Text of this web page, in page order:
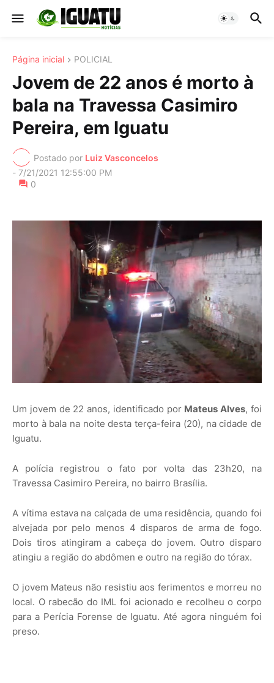
Página inicial POLICIAL
Jovem de 22 anos é morto à
bala na Travessa Casimiro
Pereira, em Iguatu
Postado por Luiz Vasconcelos
- 7/21/2021 12:55:00 PM
0
Um jovem de 22 anos, identificado por Mateus Alves, foi
morto à bala na noite desta terça-feira (20), na cidade de
Iguatu.
A polícia registrou o fato por volta das 23h20, na
Travessa Casimiro Pereira, no bairro Brasília.
A vítima estava na calçada de uma residência, quando foi
alvejada por pelo menos 4 disparos de arma de fogo.
Dois tiros atingiram a cabeça do jovem. Outro disparo
atingiu a região do abdômen e outro na região do tórax.
O jovem Mateus não resistiu aos ferimentos e morreu no
local. O rabecão do IML foi acionado e recolheu o corpo
para a Perícia Forense de Iguatu. Até agora ninguém foi
preso.